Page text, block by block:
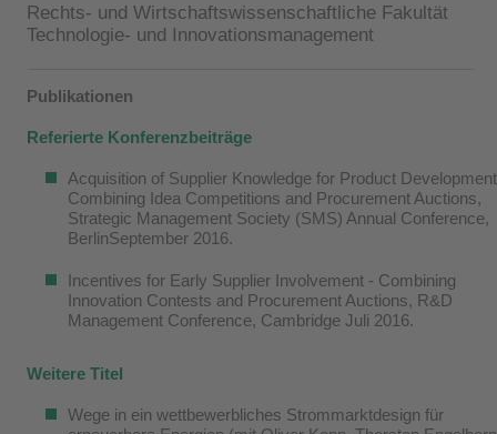
Rechts- und Wirtschaftswissenschaftliche Fakultät
Technologie- und Innovationsmanagement
Publikationen
Referierte Konferenzbeiträge
Acquisition of Supplier Knowledge for Product
Combining Idea Competitions and Procurement Auctions,
Strategic Management Society (SMS) Annual Conference,
BerlinSeptember 2016.
Incentives for Early Supplier Involvement - Combining
Innovation Contests and Procurement Auctions, R&D
Management Conference, Cambridge Juli 2016.
Weitere Titel
Wege in ein wettbewerbliches Strommarktdesign für